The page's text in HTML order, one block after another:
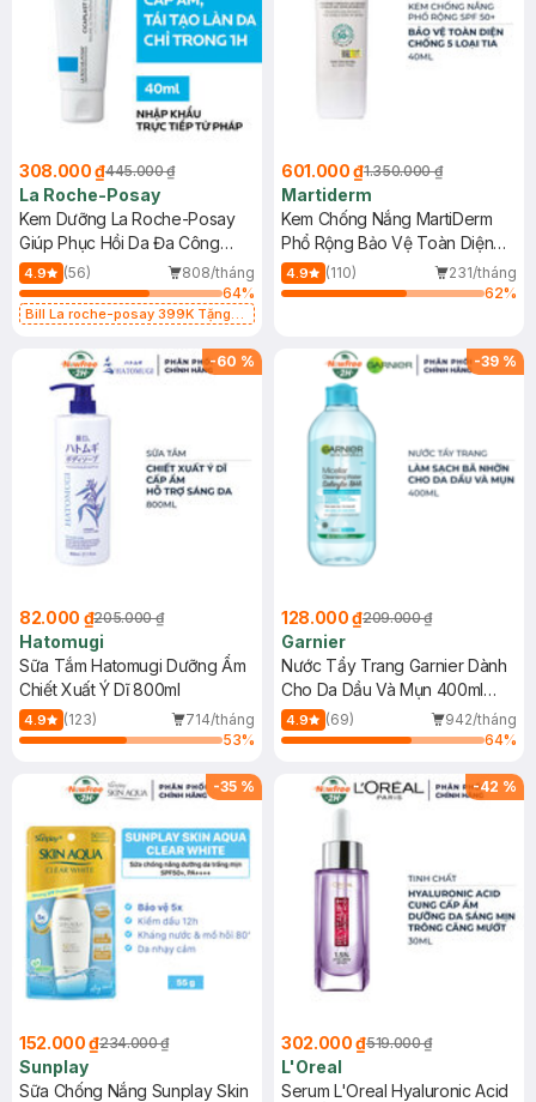
308.000 ₫445.000 ₫
La Roche-Posay
Kem Dưỡng La Roche-Posay
Giúp Phục Hồi Da Đa Công
Dụng 40ml
4.9 (56)
808/tháng
64%
Bill La roche-posay 399K Tặng
(SL có hạn)
601.000 ₫1.350.000 ₫
Martiderm
Kem Chống Nắng MartiDerm
Phổ Rộng Bảo Vệ Toàn Diện
40ml
4.9 (110)
231/tháng
62%
-60 %
82.000 ₫205.000 ₫
Hatomugi
Sữa Tắm Hatomugi Dưỡng Ẩm
Chiết Xuất Ý Dĩ 800ml
4.9 (123)
714/tháng
53%
-39 %
128.000 ₫209.000 ₫
Garnier
Nước Tẩy Trang Garnier Dành
Cho Da Dầu Và Mụn 400ml
(Mới)
4.9 (69)
942/tháng
64%
-35 %
152.000 ₫234.000 ₫
Sunplay
Sữa Chống Nắng Sunplay Skin
-42 %
302.000 ₫519.000 ₫
L'Oreal
Serum L'Oreal Hyaluronic Acid